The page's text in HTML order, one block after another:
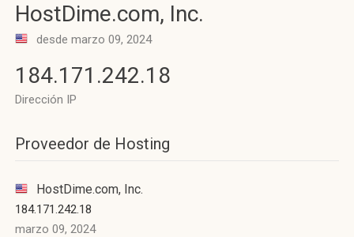
HostDime.com, Inc.
desde marzo 09, 2024
184.171.242.18
Dirección IP
Proveedor de Hosting
HostDime.com, Inc.
184.171.242.18
marzo 09, 2024